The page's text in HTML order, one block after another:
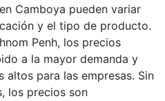
Camboya pueden variar
y el tipo de producto.
Penh, los precios
a la mayor demanda y
para las empresas. Sin
los precios son